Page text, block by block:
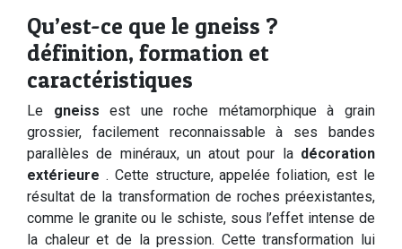
Qu’est-ce que le gneiss ?
définition, formation et
caractéristiques
Le gneissest une roche métamorphique à grain
grossier, facilement reconnaissable à ses bandes
parallèles de minéraux, un atout pour la décoration
extérieure . Cette structure, appelée foliation, est le
résultat de la transformation de roches préexistantes,
comme le granite ou le schiste, sous l’effet intense de
la chaleur et de la pression. Cette transformation lui